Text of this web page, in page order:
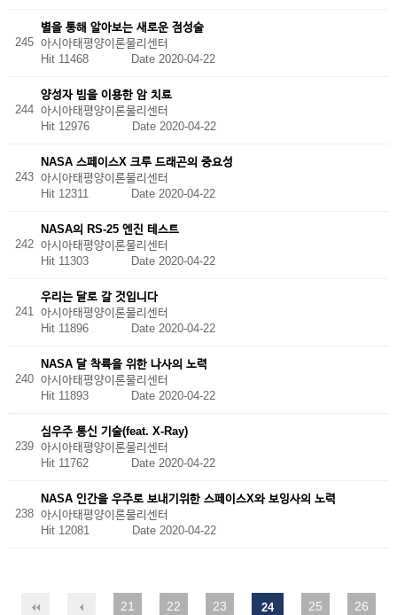
245
별을 통해 알아보는 새로운 점성술
아시아태평양이론물리센터
Hit 11468 Date 2020-04-22
244
양성자 빔을 이용한 암 치료
아시아태평양이론물리센터
Hit 12976 Date 2020-04-22
243
NASA 스페이스X 크루 드래곤의 중요성
아시아태평양이론물리센터
Hit 12311 Date 2020-04-22
242
NASA의 RS-25 엔진 테스트
아시아태평양이론물리센터
Hit 11303 Date 2020-04-22
241
우리는 달로 갈 것입니다
아시아태평양이론물리센터
Hit 11896 Date 2020-04-22
240
NASA 달 착륙을 위한 나사의 노력
아시아태평양이론물리센터
Hit 11893 Date 2020-04-22
239
심우주 통신 기술(feat. X-Ray)
아시아태평양이론물리센터
Hit 11762 Date 2020-04-22
238
NASA 인간을 우주로 보내기위한 스페이스X와 보잉사의 노력
아시아태평양이론물리센터
Hit 12081 Date 2020-04-22
21 22 23 24 25
26